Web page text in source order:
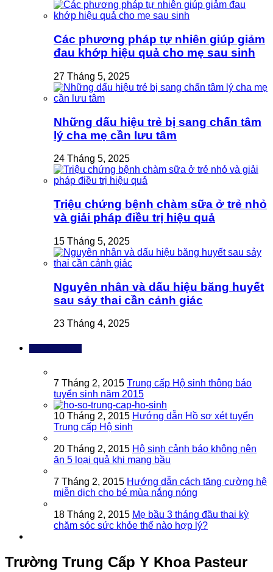
Các phương pháp tự nhiên giúp giảm
đau khớp hiệu quả cho mẹ sau sinh
27 Tháng 5, 2025
Những dấu hiệu trẻ bị sang chấn tâm
lý cha mẹ cần lưu tâm
24 Tháng 5, 2025
Triệu chứng bệnh chàm sữa ở trẻ nhỏ
và giải pháp điều trị hiệu quả
15 Tháng 5, 2025
Nguyên nhân và dấu hiệu băng huyết
sau sảy thai cần cảnh giác
23 Tháng 4, 2025
7 Tháng 2, 2015 Trung cấp Hộ sinh thông báo
tuyển sinh năm 2015
10 Tháng 2, 2015 Hướng dẫn Hồ sơ xét tuyển
Trung cấp Hộ sinh
20 Tháng 2, 2015 Hộ sinh cảnh báo không nên
ăn 5 loại quả khi mang bầu
7 Tháng 2, 2015 Hướng dẫn cách tăng cường hệ
miễn dịch cho bé mùa nắng nóng
18 Tháng 2, 2015 Mẹ bầu 3 tháng đầu thai kỳ
chăm sóc sức khỏe thế nào hợp lý?
Trường Trung Cấp Y Khoa Pasteur